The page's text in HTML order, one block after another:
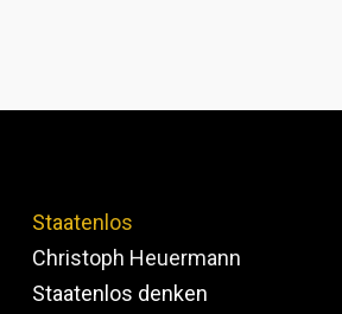
Staatenlos
Christoph Heuermann
Staatenlos denken